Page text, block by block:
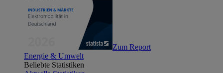
Zum Report
Energie & Umwelt
Beliebte Statistiken